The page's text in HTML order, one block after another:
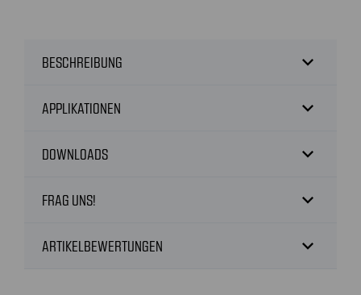
BESCHREIBUNG expand_more
APPLIKATIONEN expand_more
DOWNLOADS expand_more
FRAG UNS! expand_more
ARTIKELBEWERTUNGEN expand_more